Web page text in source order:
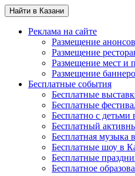
Найти в Казани
Реклама на сайте
Размещение
Размещение
Размещение мест и
Размещение
Бесплатные события
Бесплатные
Бесплатные
Бесплатно с детьми
Бесплатный
Бесплатная музыка
Бесплатные шоу в
Бесплатные
Бесплатное